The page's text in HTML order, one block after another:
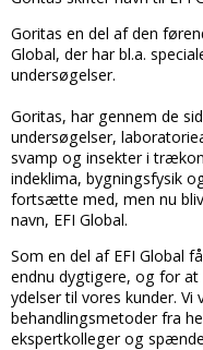
Goritas en del af den
Global, der har bl.a.
undersøgelser.
Goritas, har gennem de
undersøgelser,
svamp og insekter i
indeklima, bygningsfysik
fortsætte med, men nu
navn, EFI Global.
Som en del af EFI Global
endnu dygtigere, og for at
ydelser til vores kunder.
behandlingsmetoder fra
ekspertkolleger og